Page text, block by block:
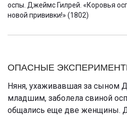
оспы. Джеймс Гилрей. «Коровья
новой прививки!» (1802)
ОПАСНЫЕ
Няня, ухаживавшая за сыном
младшим, заболела свиной
общались еще две женщины.